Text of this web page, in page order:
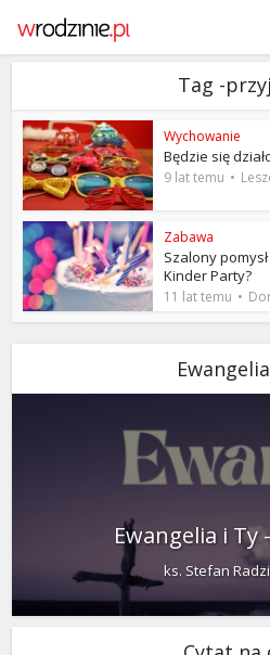
Tag -
Wychowanie
Będzie się
9 lat temu
Zabawa
Szalony
Kinder Party?
11 lat temu
Ewangelia i Ty
ks. Stefan